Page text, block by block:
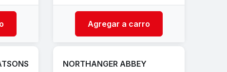
Agregar a carro
NORTHANGER ABBEY